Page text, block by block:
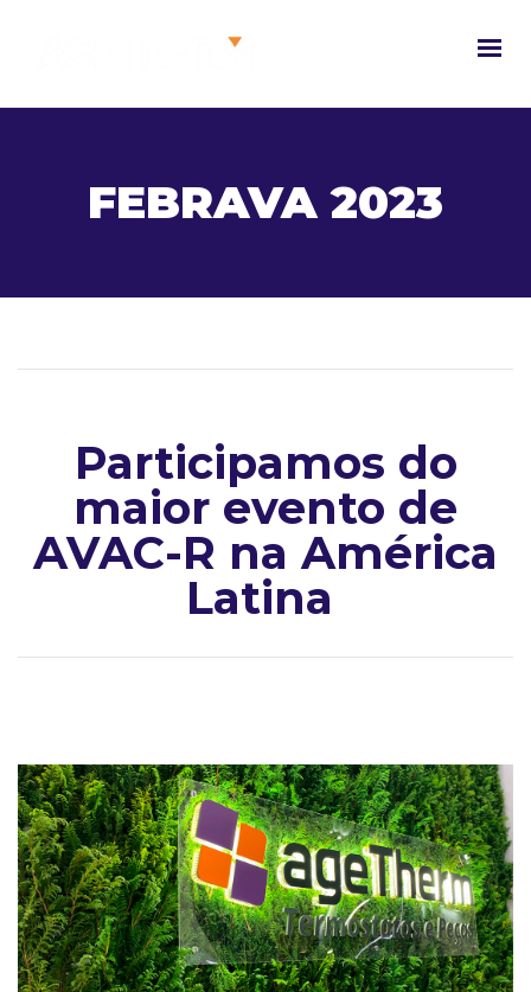
FEBRAVA 2023
Participamos do
maior evento de
AVAC-R na América
Latina